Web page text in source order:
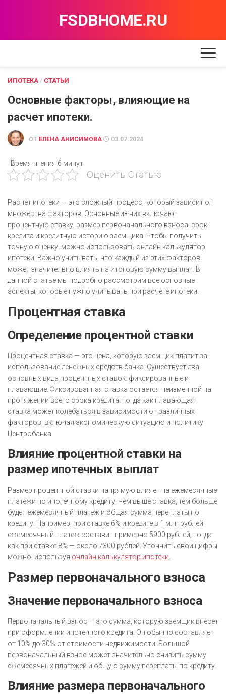
FSDBHOME.RU
ИПОТЕКА / СТАТЬИ
Основные факторы, влияющие на
расчет ипотеки.
ОТ ЕЛЕНА АНИСИМОВА 03.07.2024
Время чтения 6 минут
Оценить Статью
Расчет ипотеки — это сложный процесс, который зависит от
множества факторов. Основные из них включают
процентную ставку, размер первоначального взноса, срок
кредита и кредитную историю заемщика. Чтобы получить
точную оценку, можно использовать онлайн калькулятор
ипотеки. Важно учитывать, что каждый из этих факторов
может значительно влиять на итоговую сумму выплат. В
данной статье мы подробно рассмотрим все основные
аспекты, которые нужно учитывать при расчете ипотеки.
Процентная ставка
Определение процентной ставки
Процентная ставка — это цена, которую заемщик платит за
использование денежных средств банка. Существует два
основных вида процентных ставок: фиксированные и
плавающие. Фиксированная ставка остается неизменной на
протяжении всего срока кредита, тогда как плавающая
ставка может колебаться в зависимости от различных
факторов, включая экономическую ситуацию и политику
Центробанка.
Влияние процентной ставки на
размер ипотечных выплат
Размер процентной ставки напрямую влияет на ежемесячные
платежи по ипотечному кредиту. Чем выше ставка, тем больше
будет ежемесячный платеж и общая сумма переплаты по
кредиту. Например, при ставке 6% и кредите в 1 млн рублей
ежемесячный платеж составит примерно 5900 рублей, тогда
как при ставке 8% — около 7300 рублей. Уточнить свои цифры
можно, используя онлайн калькулятор ипотеки
Размер первоначального взноса
Значение первоначального взноса
Первоначальный взнос — это сумма, которую заемщик внесет
при оформлении ипотечного кредита. Он обычно составляет
от 10% до 30% от стоимости недвижимости. Большой
первоначальный взнос может значительно снизить сумму
ежемесячных платежей и общую сумму переплаты по кредиту.
Влияние размера первоначального